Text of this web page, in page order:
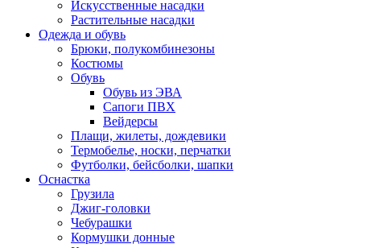
Искусственные насадки
Растительные насадки
Одежда и обувь
Брюки, полукомбинезоны
Костюмы
Обувь
Обувь из ЭВА
Сапоги ПВХ
Вейдерсы
Плащи, жилеты, дождевики
Термобелье, носки, перчатки
Футболки, бейсболки, шапки
Оснастка
Грузила
Джиг-головки
Чебурашки
Кормушки донные